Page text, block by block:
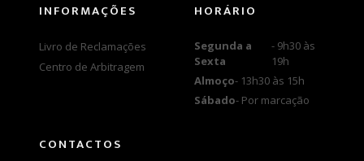
INFORMAÇÕES
Livro de Reclamações
Centro de Arbitragem
HORÁRIO
Segunda a
Sexta
- 9h30 às
19h
Almoço- 13h30 às 15h
Sábado- Por marcação
CONTACTOS